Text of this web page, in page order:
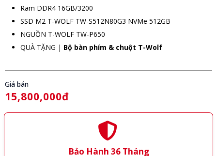
Ram DDR4 16GB/3200
SSD M2 T-WOLF TW-S512N80G3 NVMe 512GB
NGUỒN T-WOLF TW-P650
QUÀ TẶNG | Bộ bàn phím & chuột T-Wolf
Giá bán
15,800,000đ
Bảo Hành 36 Tháng